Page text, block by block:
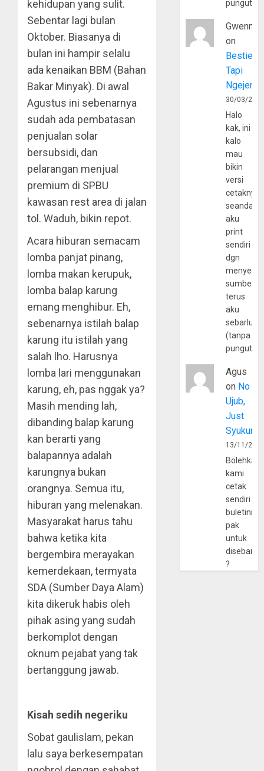
kehidupan yang sulit.
Sebentar lagi bulan
Oktober. Biasanya di
bulan ini hampir selalu
ada kenaikan BBM (Bahan
Bakar Minyak). Di awal
Agustus ini sebenarnya
sudah ada pembatasan
penjualan solar
bersubsidi, dan
pelarangan menjual
premium di SPBU
kawasan rest area di jalan
tol. Waduh, bikin repot.
Acara hiburan semacam
lomba panjat pinang,
lomba makan kerupuk,
lomba balap karung
emang menghibur. Eh,
sebenarnya istilah balap
karung itu istilah yang
salah lho. Harusnya
lomba lari menggunakan
karung, eh, pas nggak ya?
Masih mending lah,
dibanding balap karung
kan berarti yang
balapannya adalah
karungnya bukan
orangnya. Semua itu,
hiburan yang melenakan.
Masyarakat harus tahu
bahwa ketika kita
bergembira merayakan
kemerdekaan, termyata
SDA (Sumber Daya Alam)
kita dikeruk habis oleh
pihak asing yang sudah
berkomplot dengan
oknum pejabat yang tak
bertanggung jawab.
Kisah sedih negeriku
Sobat gaulislam, pekan
lalu saya berkesempatan
Gwenny
on
Bestie
Tapi
30/03/
Halo
kak, ini
kalo
mau
bikin
versi
cetaknya
aku
print
sendiri
dgn
sumber
terus
aku
(tanpa
Agus
on No
Ujub,
Just
Syukur
13/11/
Bolehkah
kami
cetak
sendiri
pak
untuk
?